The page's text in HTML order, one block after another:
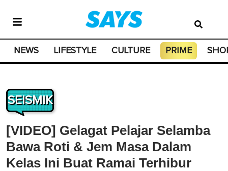
NEWS LIFESTYLE CULTURE PRIME
SEISMIK
[VIDEO] Gelagat Pelajar Selamba
Bawa Roti & Jem Masa Dalam
Kelas Ini Buat Ramai Terhibur